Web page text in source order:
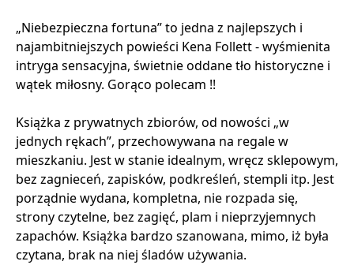
„Niebezpieczna fortuna” to jedna z najlepszych i
najambitniejszych powieści Kena Follett - wyśmienita
intryga sensacyjna, świetnie oddane tło historyczne i
wątek miłosny. Gorąco polecam !!
Książka z prywatnych zbiorów, od nowości „w
jednych rękach”, przechowywana na regale w
mieszkaniu. Jest w stanie idealnym, wręcz sklepowym,
bez zagnieceń, zapisków, podkreśleń, stempli itp. Jest
porządnie wydana, kompletna, nie rozpada się,
strony czytelne, bez zagięć, plam i nieprzyjemnych
zapachów. Książka bardzo szanowana, mimo, iż była
czytana, brak na niej śladów używania.